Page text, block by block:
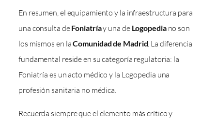
En resumen, el equipamiento y la infraestructura para
una consulta deFoniatríay una de Logopediano son
los mismos en laComunidad de Madrid . La diferencia
fundamental reside en su categoría regulatoria: la
Foniatría es un acto médico y la Logopedia una
profesión sanitaria no médica.
Recuerda siempre que el elemento más crítico y